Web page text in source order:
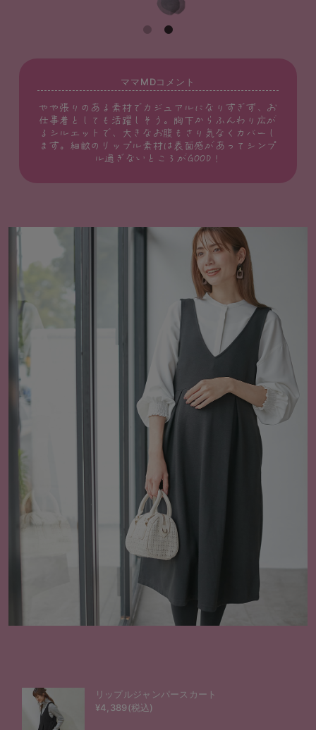
ママMDコメント
やや張りのある素材でカジュアルになりすぎず、お
仕事着としても活躍しそう。胸下からふんわり広が
るシルエットで、大きなお腹もさり気なくカバーし
ます。細畝のリップル素材は表面感があってシンプ
ル過ぎないところがGOOD！
リップルジャンパースカート
¥4,389(税込)